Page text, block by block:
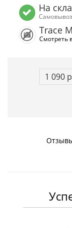
На
Trace
Смотреть
1 090